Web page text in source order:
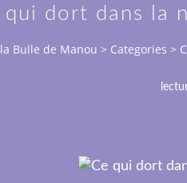
qui dort dans la
Bulle de Manou > Categories >